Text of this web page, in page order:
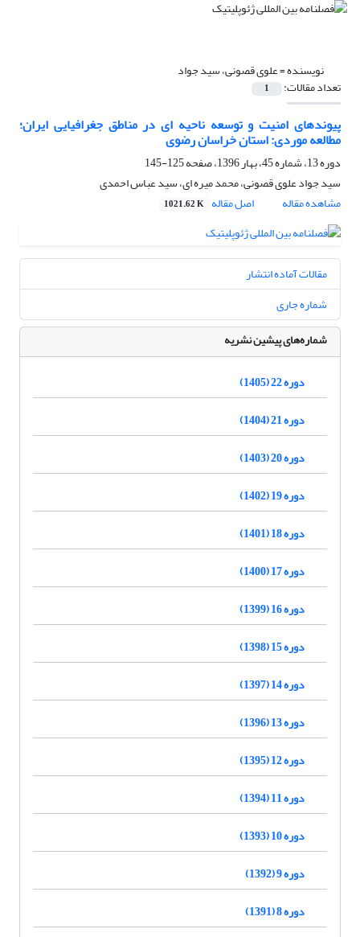
نویسنده =علوی قصونی، سید جواد
تعداد مقالات: 1
پیوندهای امنیت و توسعه ناحیه ای در مناطق جغرافیایی ایران؛
مطالعه موردی: استان خراسان رضوی
دوره 13، شماره 45، بهار 1396، صفحه
125-145
سید جواد علوی قصونی، محمد میره ای، سید عباس احمدی
مشاهده مقاله
اصل مقاله 1021.62 K
مقالات آماده انتشار
شماره جاری
شماره‌های پیشین نشریه
دوره 22 (1405)
دوره 21 (1404)
دوره 20 (1403)
دوره 19 (1402)
دوره 18 (1401)
دوره 17 (1400)
دوره 16 (1399)
دوره 15 (1398)
دوره 14 (1397)
دوره 13 (1396)
دوره 12 (1395)
دوره 11 (1394)
دوره 10 (1393)
دوره 9 (1392)
دوره 8 (1391)